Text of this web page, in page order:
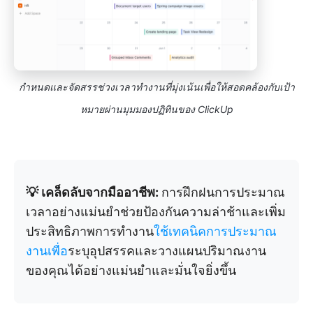
กำหนดและจัดสรรช่วงเวลาทำงานที่มุ่งเน้นเพื่อให้สอดคล้องกับเป้า
หมายผ่านมุมมองปฏิทินของ ClickUp
💡 เคล็ดลับจากมืออาชีพ: การฝึกฝนการประมาณ
เวลาอย่างแม่นยำช่วยป้องกันความล่าช้าและเพิ่ม
ประสิทธิภาพการทำงานใช้เทคนิคการประมาณ
งานเพื่อระบุอุปสรรคและวางแผนปริมาณงาน
ของคุณได้อย่างแม่นยำและมั่นใจยิ่งขึ้น